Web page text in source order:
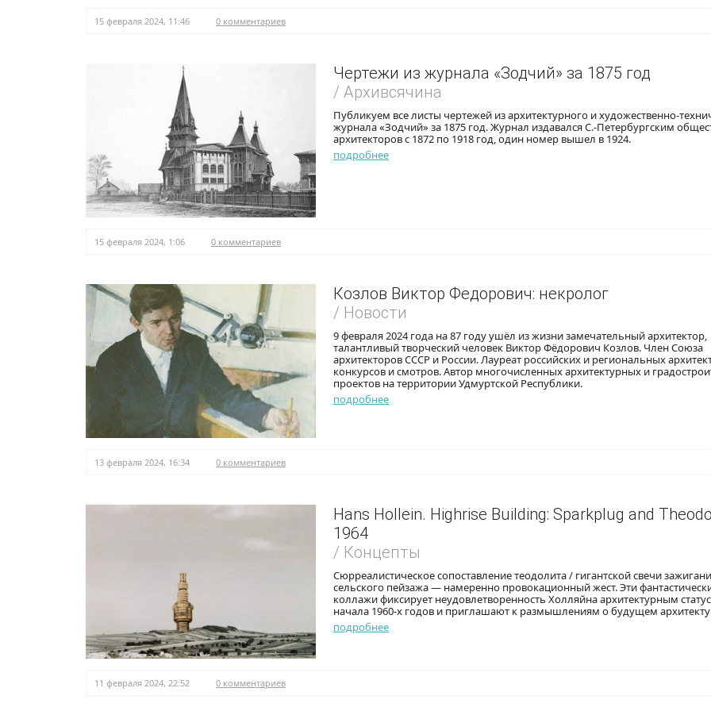
15 февраля 2024, 11:46 0 комментариев
Чертежи из журнала «Зодчий» за 1875 год
/ Архивсячина
Публикуем все листы чертежей из архитектурного и художественно-
журнала «Зодчий» за 1875 год. Журнал издавался С.-Петербургским
архитекторов с 1872 по 1918 год, один номер вышел в 1924.
подробнее
15 февраля 2024, 1:06 0 комментариев
Козлов Виктор Федорович: некролог
/ Новости
9 февраля 2024 года на 87 году ушёл из жизни замечательный архитектор,
талантливый творческий человек Виктор Фёдорович Козлов. Член Союза
архитекторов СССР и России. Лауреат российских и региональных
конкурсов и смотров. Автор многочисленных архитектурных и
проектов на территории Удмуртской Республики.
подробнее
13 февраля 2024, 16:34 0 комментариев
Hans Hollein. Highrise Building: Sparkplug and
1964
/ Концепты
Сюрреалистическое сопоставление теодолита / гигантской свечи
сельского пейзажа — намеренно провокационный жест. Эти
коллажи фиксирует неудовлетворенность Холляйна архитектурным
начала 1960-х годов и приглашают к размышлениям о будущем
подробнее
11 февраля 2024, 22:52 0 комментариев